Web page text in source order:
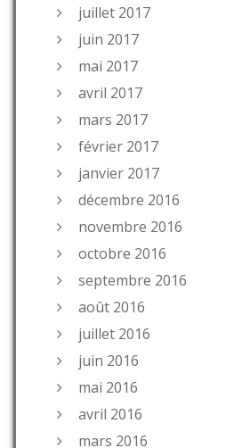
juillet 2017
juin 2017
mai 2017
avril 2017
mars 2017
février 2017
janvier 2017
décembre 2016
novembre 2016
octobre 2016
septembre 2016
août 2016
juillet 2016
juin 2016
mai 2016
avril 2016
mars 2016